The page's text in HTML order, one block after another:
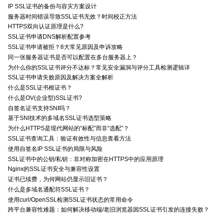
IP SSL证书的备份与容灾方案设计
服务器时间错误导致SSL证书无效？时间校正方法
HTTPS双向认证原理是什么?
SSL证书申请DNS解析配置参考
SSL证书申请被拒？8大常见原因及申诉攻略
同一张服务器证书是否可以配置在多台服务器上？
为什么你的SSL证书评分不达标？常见安全漏洞与评分工具检测逻辑详
SSL证书申请失败原因及解决方案全解析
什么是SSL证书根证书？
什么是OV(企业型)SSL证书?
自签名证书支持SNI吗？
基于SNI技术的多域名SSL证书选型策略
为什么HTTPS是现代网站的“标配”而非“选配”？
SSL证书查询工具：验证有效性与信息查看方法
使用自签名IP SSL证书的局限与风险
SSL证书中的公钥/私钥：非对称加密在HTTPS中的应用原理
Nginx的SSL证书安全与兼容性设置
证书已续费，为何网站仍显示旧证书？
什么是多域名通配符SSL证书？
使用curl/OpenSSL检测SSL证书状态的常用命令
跨平台兼容性难题：如何解决移动端/老旧浏览器因SSL证书引发的连接失败？